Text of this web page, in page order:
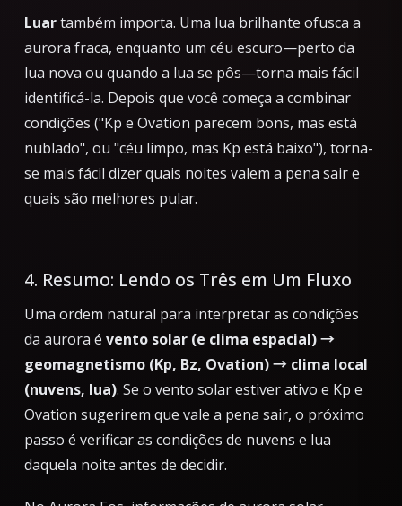
Luartambém importa. Uma lua brilhante ofusca a
aurora fraca, enquanto um céu escuro—perto da
lua nova ou quando a lua se pôs—torna mais fácil
identificá-la. Depois que você começa a combinar
condições ("Kp e Ovation parecem bons, mas está
nublado", ou "céu limpo, mas Kp está baixo"), torna-
se mais fácil dizer quais noites valem a pena sair e
quais são melhores pular.
4. Resumo: Lendo os Três em Um Fluxo
Uma ordem natural para interpretar as condições
da aurora é vento solar (e clima espacial) →
geomagnetismo (Kp, Bz, Ovation) → clima local
(nuvens, lua). Se o vento solar estiver ativo e Kp e
Ovation sugerirem que vale a pena sair, o próximo
passo é verificar as condições de nuvens e lua
daquela noite antes de decidir.